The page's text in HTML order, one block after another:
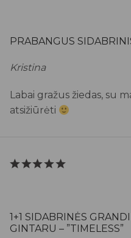
PRABANGUS
Kristina
Labai gražus žiedas, su
atsižiūrėti
1+1 SIDABRINĖS
GINTARU – ”TIMELESS”